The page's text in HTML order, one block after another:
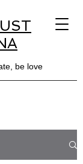
be love